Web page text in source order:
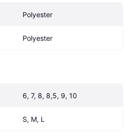
Polyester
Polyester
6, 7, 8, 8,5, 9, 10
S, M, L